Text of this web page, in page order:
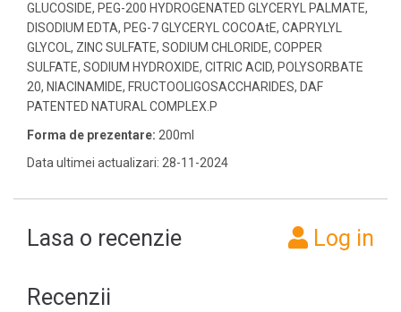
GLUCOSIDE, PEG-200 HYDROGENATED GLYCERYL PALMATE,
DISODIUM EDTA, PEG-7 GLYCERYL COCOAtE, CAPRYLYL
GLYCOL, ZINC SULFATE, SODIUM CHLORIDE, COPPER
SULFATE, SODIUM HYDROXIDE, CITRIC ACID, POLYSORBATE
20, NIACINAMIDE, FRUCTOOLIGOSACCHARIDES, DAF
PATENTED NATURAL COMPLEX.P
Forma de prezentare: 200ml
Data ultimei actualizari: 28-11-2024
Lasa o recenzie Log in
Recenzii